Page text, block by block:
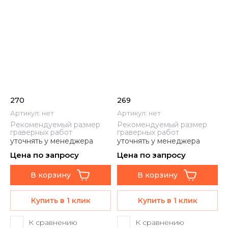
270
Артикул: нет
Рекомендуемый размер
граверных работ
уточнять у менеджера
Цена по запросу
В корзину
Купить в 1 клик
К сравнению
269
Артикул: нет
Рекомендуемый размер
граверных работ
уточнять у менеджера
Цена по запросу
В корзину
Купить в 1 клик
К сравнению